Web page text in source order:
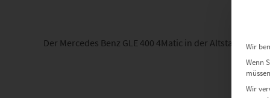
Der Mercedes Benz GLE 400 4Matic in der Altstadt von
Wir
Wenn
Wir